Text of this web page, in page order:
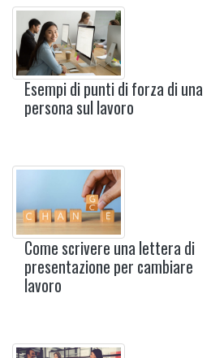
Esempi di punti di forza di una
persona sul lavoro
Come scrivere una lettera di
presentazione per cambiare
lavoro